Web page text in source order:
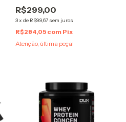
R$299,00
3x de R$99,67 sem juros
R$284,05 com Pix
Atenção, última peça!